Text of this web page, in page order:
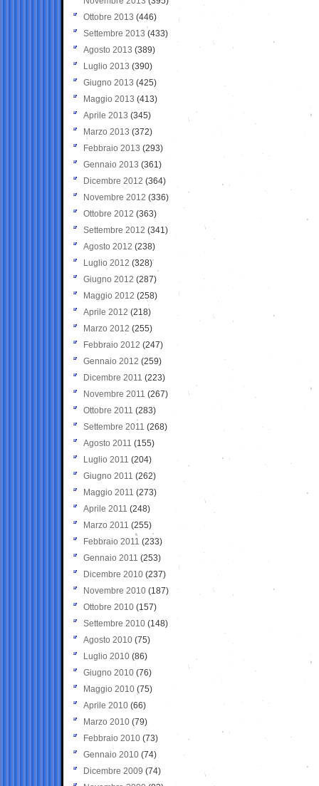
Ottobre 2013 (446)
Settembre 2013 (433)
Agosto 2013 (389)
Luglio 2013 (390)
Giugno 2013 (425)
Maggio 2013 (413)
Aprile 2013 (345)
Marzo 2013 (372)
Febbraio 2013 (293)
Gennaio 2013 (361)
Dicembre 2012 (364)
Novembre 2012 (336)
Ottobre 2012 (363)
Settembre 2012 (341)
Agosto 2012 (238)
Luglio 2012 (328)
Giugno 2012 (287)
Maggio 2012 (258)
Aprile 2012 (218)
Marzo 2012 (255)
Febbraio 2012 (247)
Gennaio 2012 (259)
Dicembre 2011 (223)
Novembre 2011 (267)
Ottobre 2011 (283)
Settembre 2011 (268)
Agosto 2011 (155)
Luglio 2011 (204)
Giugno 2011 (262)
Maggio 2011 (273)
Aprile 2011 (248)
Marzo 2011 (255)
Febbraio 2011 (233)
Gennaio 2011 (253)
Dicembre 2010 (237)
Novembre 2010 (187)
Ottobre 2010 (157)
Settembre 2010 (148)
Agosto 2010 (75)
Luglio 2010 (86)
Giugno 2010 (76)
Maggio 2010 (75)
Aprile 2010 (66)
Marzo 2010 (79)
Febbraio 2010 (73)
Gennaio 2010 (74)
Dicembre 2009 (74)